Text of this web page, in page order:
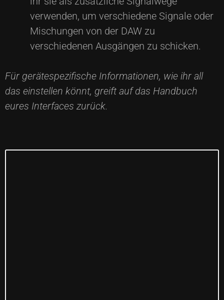
verwenden, um verschiedene Signale oder
Mischungen von der DAW zu
verschiedenen Ausgängen zu schicken.
Für gerätespezifische Informationen, wie ihr all
das einstellen könnt, greift auf das Handbuch
eures Interfaces zurück.